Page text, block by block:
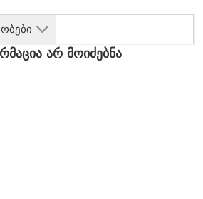
არ მოიძებნა